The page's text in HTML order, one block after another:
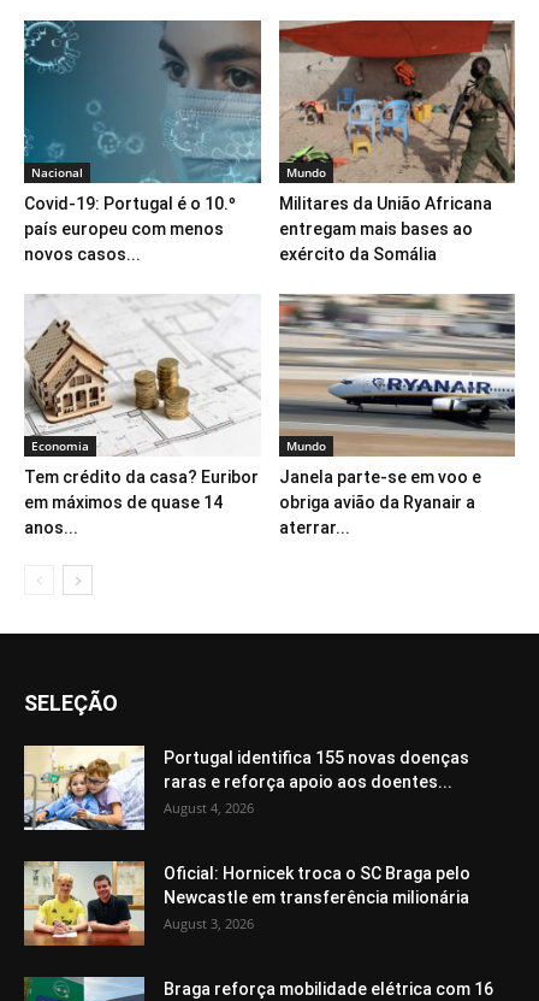
Nacional
Covid-19: Portugal é o 10.º
país europeu com menos
novos casos...
Mundo
Militares da União Africana
entregam mais bases ao
exército da Somália
Economia
Tem crédito da casa? Euribor
em máximos de quase 14
anos...
Mundo
Janela parte-se em voo e
obriga avião da Ryanair a
aterrar...
SELEÇÃO
Portugal identifica 155 novas doenças
raras e reforça apoio aos doentes...
August 4, 2026
Oficial: Hornicek troca o SC Braga pelo
Newcastle em transferência milionária
August 3, 2026
Braga reforça mobilidade elétrica com 16